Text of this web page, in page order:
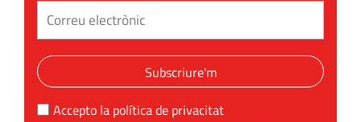
Subscriure'm
Accepto la política de privacitat